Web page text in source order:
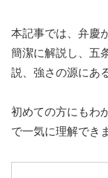
本記事では、弁慶
簡潔に解説し、五
説、強さの源にあ
初めての方にもわ
で一気に理解でき